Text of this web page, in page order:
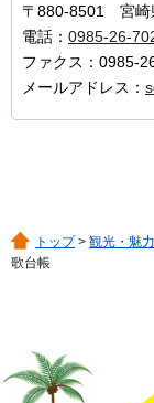
〒880-8501 宮崎
電話： 0985-26-
ファクス：0985-
メールアドレス：
トップ> 観光・魅力
歌台帳